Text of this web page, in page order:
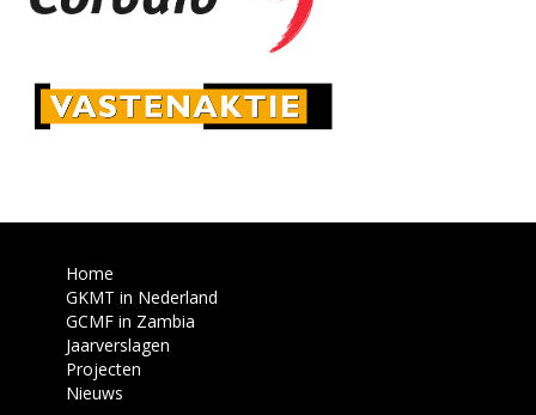
Home
GKMT in Nederland
GCMF in Zambia
Jaarverslagen
Projecten
Nieuws